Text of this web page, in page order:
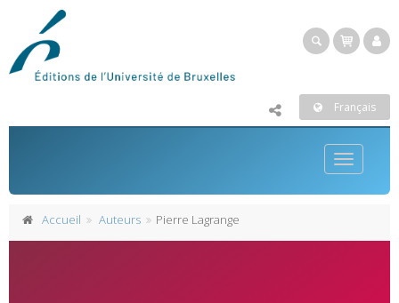
Français
Toggle
Accueil Auteurs Pierre Lagrange